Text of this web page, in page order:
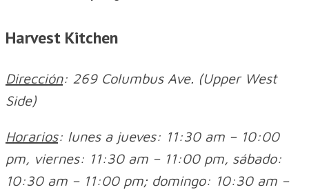
Harvest Kitchen
Dirección: 269 Columbus Ave. (Upper West
Side)
Horarios: lunes a jueves: 11:30 am – 10:00
pm, viernes: 11:30 am – 11:00 pm, sábado:
10:30 am – 11:00 pm; domingo: 10:30 am –